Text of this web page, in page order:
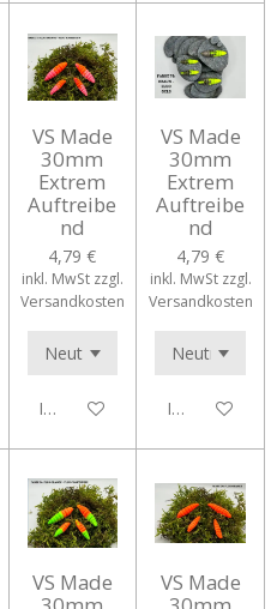
VS Made
30mm
Extrem
Auftreibe
nd
4,79 €
inkl. MwSt zzgl.
Versandkosten
In den Warenkorb
VS Made
30mm
Extrem
Auftreibe
nd
4,79 €
inkl. MwSt zzgl.
Versandkosten
In den
VS Made
VS Made